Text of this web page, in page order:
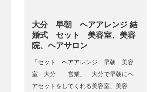
大分 早朝 ヘアアレンジ 結
婚式 セット 美容室、美容
院、ヘアサロン
「セット ヘアアレンジ 早朝 美容
室 大分 営業」 大分で早朝にヘ
アセットをしてくれる美容室、美容